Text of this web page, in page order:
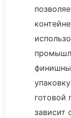
готовой
зависит